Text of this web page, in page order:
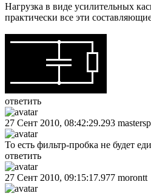
Нагрузка в виде усилительных
практически все эти
ответить
27 Сент 2010, 08:42:29.293
То есть фильтр-пробка не будет
ответить
27 Сент 2010, 09:15:17.977 morontt